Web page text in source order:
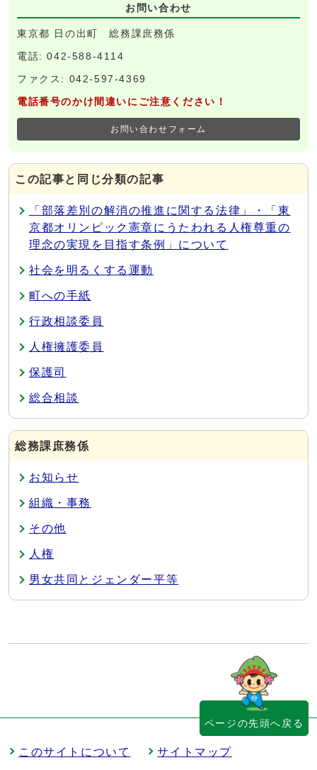
お問い合わせ
東京都 日の出町 総務課庶務係
電話: 042-588-4114
ファクス: 042-597-4369
電話番号のかけ間違いにご注意ください！
お問い合わせフォーム
この記事と同じ分類の記事
「部落差別の解消の推進に関する法律」・「東
京都オリンピック憲章にうたわれる人権尊重の
理念の実現を目指す条例」について
社会を明るくする運動
町への手紙
行政相談委員
人権擁護委員
保護司
総合相談
総務課庶務係
お知らせ
組織・事務
その他
人権
男女共同とジェンダー平等
このサイトについて サイトマップ
ページの先頭へ戻る